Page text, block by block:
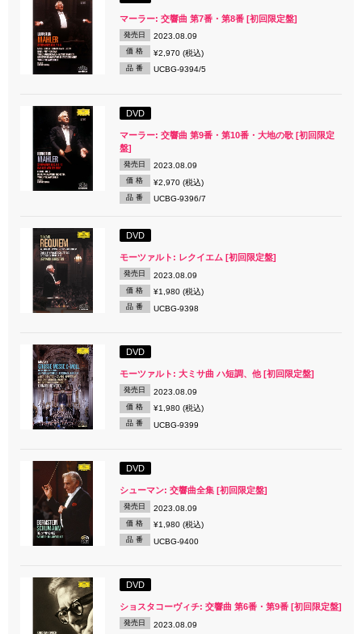
マーラー: 交響曲 第7番・第8番 [初回限定盤]
発売日 2023.08.09
価 格 ¥2,970 (税込)
品 番 UCBG-9394/5
DVD
マーラー: 交響曲 第9番・第10番・大地の歌 [初回限定
盤]
発売日 2023.08.09
価 格 ¥2,970 (税込)
品 番 UCBG-9396/7
DVD
モーツァルト: レクイエム [初回限定盤]
発売日 2023.08.09
価 格 ¥1,980 (税込)
品 番 UCBG-9398
DVD
モーツァルト: 大ミサ曲 ハ短調、他 [初回限定盤]
発売日 2023.08.09
価 格 ¥1,980 (税込)
品 番 UCBG-9399
DVD
シューマン: 交響曲全集 [初回限定盤]
発売日 2023.08.09
価 格 ¥1,980 (税込)
品 番 UCBG-9400
DVD
ショスタコーヴィチ: 交響曲 第6番・第9番 [初回限定盤]
発売日 2023.08.09